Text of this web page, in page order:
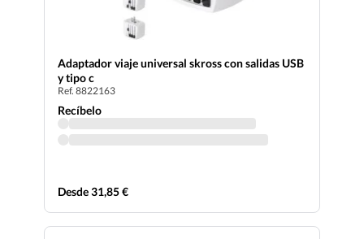
Adaptador viaje universal skross con salidas USB
y tipo c
Ref. 8822163
Recíbelo
Desde 31,85 €